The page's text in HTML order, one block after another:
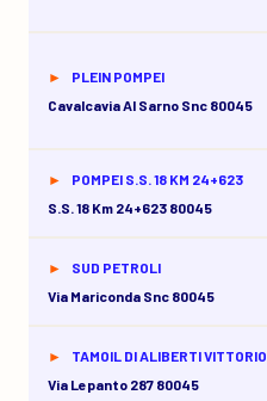
PLEIN POMPEI
Cavalcavia Al Sarno Snc 80045
POMPEI S.S. 18 KM 24+623
S.s. 18 Km 24+623 80045
SUD PETROLI
Via Mariconda Snc 80045
TAMOIL DI ALIBERTI VITTORIO
Via Lepanto 287 80045